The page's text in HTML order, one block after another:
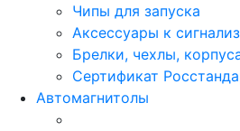
Чипы для запуска
Аксессуары к
Брелки, чехлы,
Сертификат
Автомагнитолы